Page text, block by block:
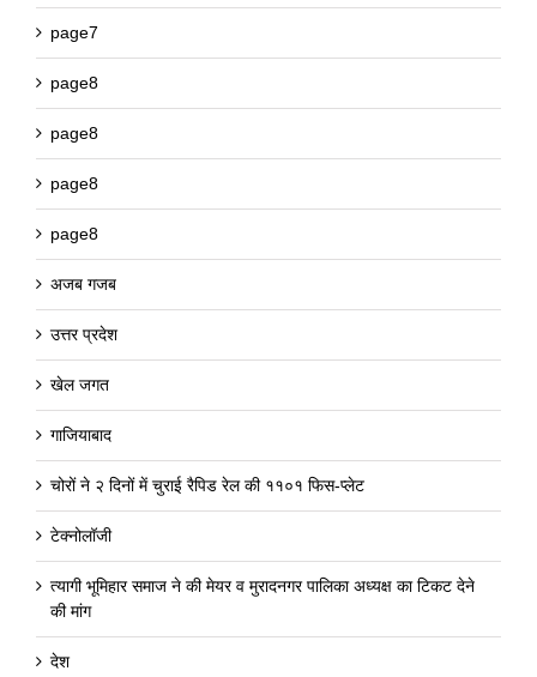
page7
page8
page8
page8
page8
अजब गजब
उत्तर प्रदेश
खेल जगत
गाजियाबाद
चोरों ने २ दिनों में चुराई रैपिड रेल की ११०१ फिस-प्लेट
टेक्नोलॉजी
त्यागी भूमिहार समाज ने की मेयर व मुरादनगर पालिका अध्यक्ष का टिकट देने
की मांग
देश